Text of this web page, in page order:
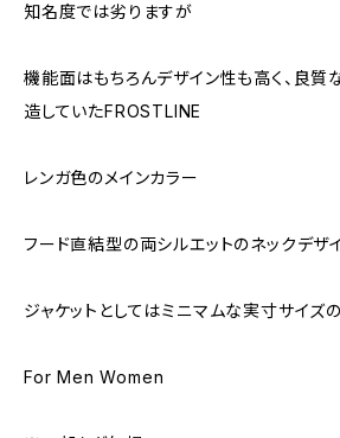
知名度では劣りますが
機能面はもちろんデザイン性も高く、良質
造していたFROSTLINE
レンガ色のメインカラー
フード直結型の両シルエットのネックデザ
ジャケットとしてはミニマムな実寸サイズ
For Men Women